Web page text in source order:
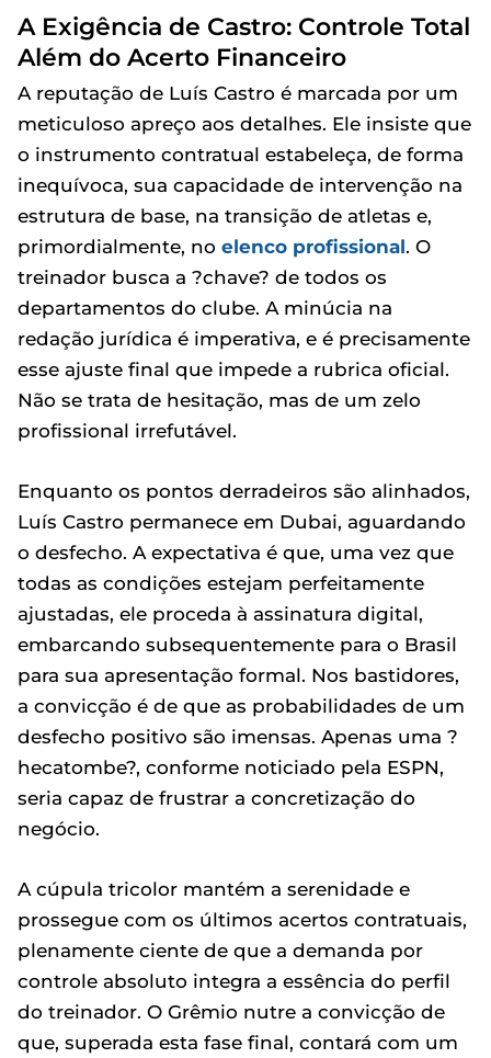
A Exigência de Castro: Controle Total
Além do Acerto Financeiro
A reputação de Luís Castro é marcada por um
meticuloso apreço aos detalhes. Ele insiste que
o instrumento contratual estabeleça, de forma
inequívoca, sua capacidade de intervenção na
estrutura de base, na transição de atletas e,
primordialmente, no elenco profissional. O
treinador busca a ?chave? de todos os
departamentos do clube. A minúcia na
redação jurídica é imperativa, e é precisamente
esse ajuste final que impede a rubrica oficial.
Não se trata de hesitação, mas de um zelo
profissional irrefutável.
Enquanto os pontos derradeiros são alinhados,
Luís Castro permanece em Dubai, aguardando
o desfecho. A expectativa é que, uma vez que
todas as condições estejam perfeitamente
ajustadas, ele proceda à assinatura digital,
embarcando subsequentemente para o Brasil
para sua apresentação formal. Nos bastidores,
a convicção é de que as probabilidades de um
desfecho positivo são imensas. Apenas uma ?
hecatombe?, conforme noticiado pela ESPN,
seria capaz de frustrar a concretização do
negócio.
A cúpula tricolor mantém a serenidade e
prossegue com os últimos acertos contratuais,
plenamente ciente de que a demanda por
controle absoluto integra a essência do perfil
do treinador. O Grêmio nutre a convicção de
que, superada esta fase final, contará com um